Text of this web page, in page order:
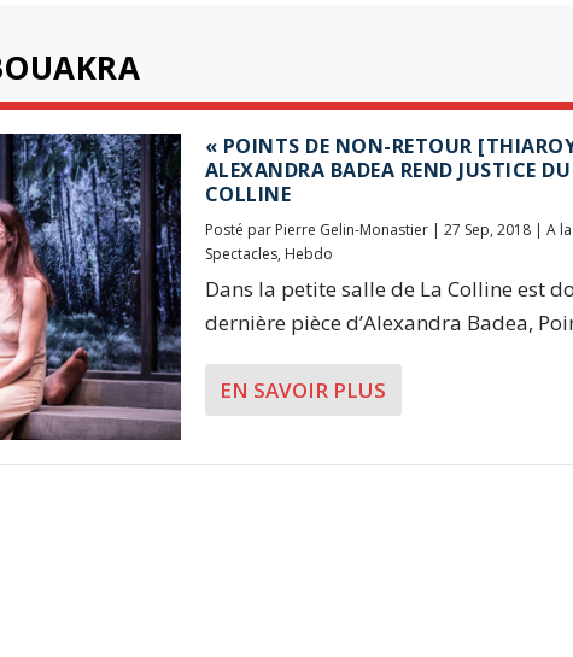
« POINTS DE NON-RETOUR
ALEXANDRA BADEA REND JUSTICE
COLLINE
Posté par Pierre Gelin-Monastier| 27 Sep, 2018| A
Spectacles, Hebdo
Dans la petite salle de La Colline est
dernière pièce d’Alexandra Badea,
EN SAVOIR PLUS